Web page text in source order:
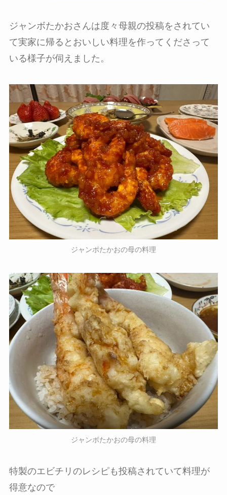
ジャンボたかおさんは度々母親の投稿をされてい
て実家に帰るとおいしい料理を作ってくださって
いる様子が伺えました。
ジャンボたかおの母の料理
ジャンボたかおの母の料理
特製のエビチリのレシピも投稿されていて料理が
得意なので